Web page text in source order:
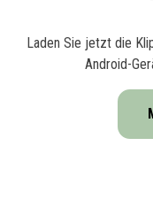
Laden Sie jetzt die
Android-